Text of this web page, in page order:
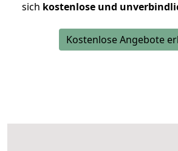
sich kostenlose und
Kostenlose Angebote